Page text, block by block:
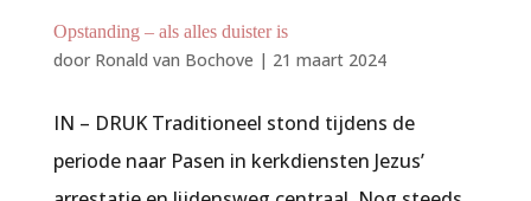
Opstanding – als alles duister is
door Ronald van Bochove | 21 maart 2024
IN – DRUK Traditioneel stond tijdens de
periode naar Pasen in kerkdiensten Jezus’